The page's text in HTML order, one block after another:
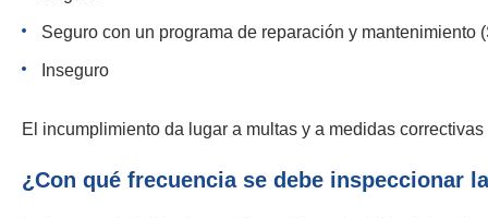
Seguro con un programa de reparación y mantenimiento
Inseguro
El incumplimiento da lugar a multas y a medidas
¿Con qué frecuencia se debe inspeccionar